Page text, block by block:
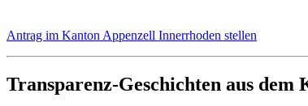
Antrag im Kanton Appenzell Innerrhoden stellen
Transparenz-Geschichten aus